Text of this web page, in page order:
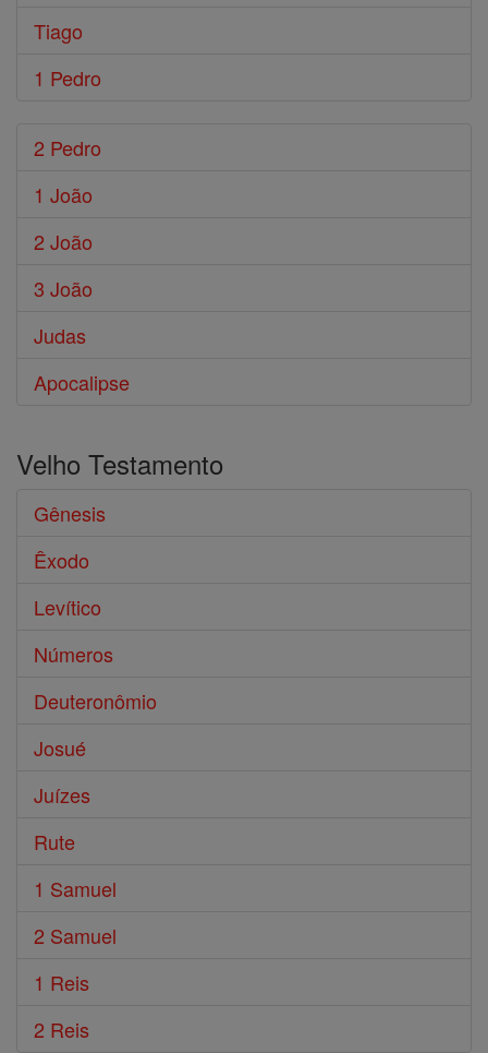
Tiago
1 Pedro
2 Pedro
1 João
2 João
3 João
Judas
Apocalipse
Velho Testamento
Gênesis
Êxodo
Levítico
Números
Deuteronômio
Josué
Juízes
Rute
1 Samuel
2 Samuel
1 Reis
2 Reis